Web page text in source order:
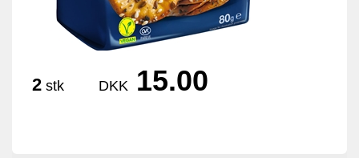
2 stk DKK 15.00